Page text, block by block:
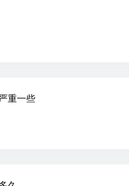
重一些